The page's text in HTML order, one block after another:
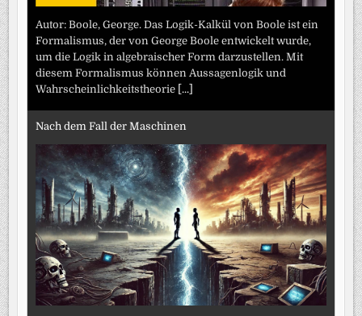
Autor: Boole, George. Das Logik-Kalkül von Boole ist ein
Formalismus, der von George Boole entwickelt wurde,
um die Logik in algebraischer Form darzustellen. Mit
diesem Formalismus können Aussagenlogik und
Wahrscheinlichkeitstheorie [...]
Nach dem Fall der Maschinen